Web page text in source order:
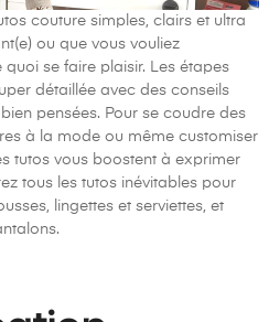
couture simples, clairs et ultra
ou que vous vouliez
se faire plaisir. Les étapes
détaillée avec des conseils
pensées. Pour se coudre des
à la mode ou même customiser
tutos vous boostent à exprimer
tous les tutos inévitables pour
lingettes et serviettes, et